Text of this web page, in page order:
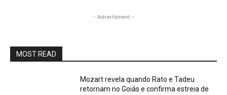
- Advertisment -
MOST READ
Mozart revela quando Rato e Tadeu
retornam no Goiás e confirma estreia de